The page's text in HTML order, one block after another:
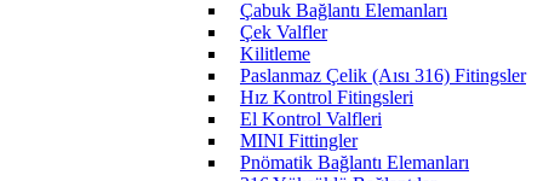
Çabuk Bağlantı Elemanları
Çek Valfler
Kilitleme
Paslanmaz Çelik (Aısı 316) Fitingsler
Hız Kontrol Fitingsleri
El Kontrol Valfleri
MINI Fittingler
Pnömatik Bağlantı Elemanları